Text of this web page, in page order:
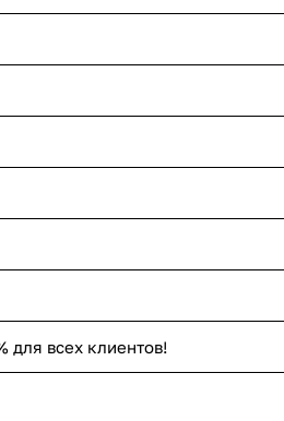
для всех клиентов!